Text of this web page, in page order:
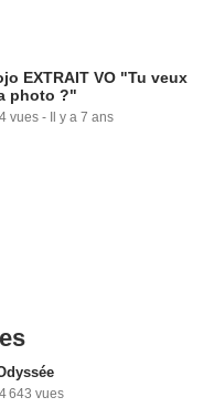
EXTRAIT VO "Tu veux
photo ?"
vues - Il y a 7 ans
643 vues